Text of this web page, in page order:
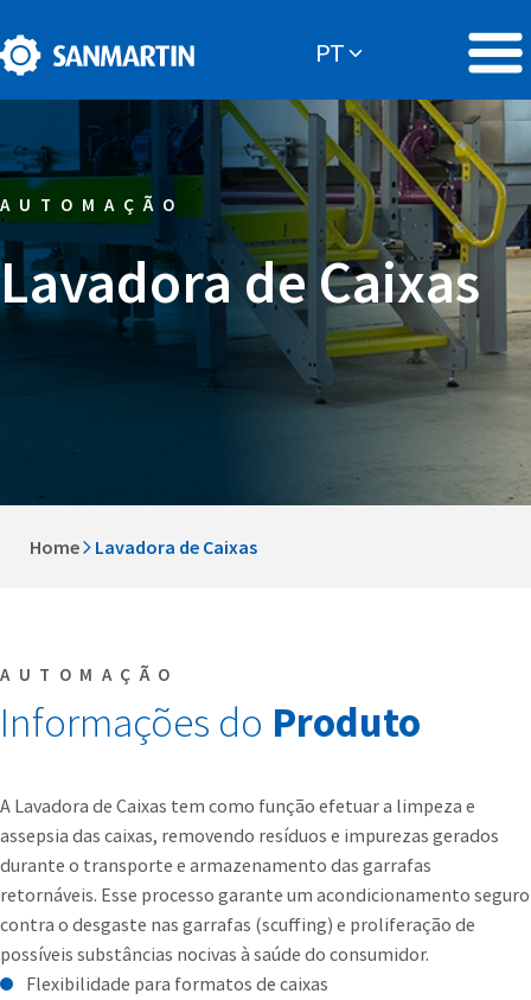
AUTOMAÇÃO
Lavadora de Caixas
Home Lavadora de Caixas
AUTOMAÇÃO
Informações do Produto
A Lavadora de Caixas tem como função efetuar a limpeza e
assepsia das caixas, removendo resíduos e impurezas gerados
durante o transporte e armazenamento das garrafas
retornáveis. Esse processo garante um acondicionamento seguro
contra o desgaste nas garrafas (scuffing) e proliferação de
possíveis substâncias nocivas à saúde do consumidor.
Flexibilidade para formatos de caixas